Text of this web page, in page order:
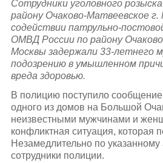
Сотрудники уголовного
району Очаково-Матвеевское г.
содействии патрульно-
ОМВД России по району
Москвы задержали 33-летнего
подозрению в умышленном
вреда здоровью.
В полицию поступило
одного из домов на Большой
неизвестными мужчинами и
конфликтная ситуация, которая
Незамедлительно по
сотрудники полиции.